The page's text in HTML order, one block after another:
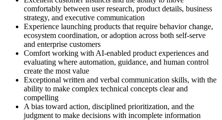
comfortably between user research, product details, business
strategy, and executive communication
Experience launching products that require behavior change,
ecosystem coordination, or adoption across both self-serve
and enterprise customers
Comfort working with AI-enabled product experiences and
evaluating where automation, guidance, and human control
create the most value
Exceptional written and verbal communication skills, with the
ability to make complex technical concepts clear and
compelling
A bias toward action, disciplined prioritization, and the
judgment to make decisions with incomplete information